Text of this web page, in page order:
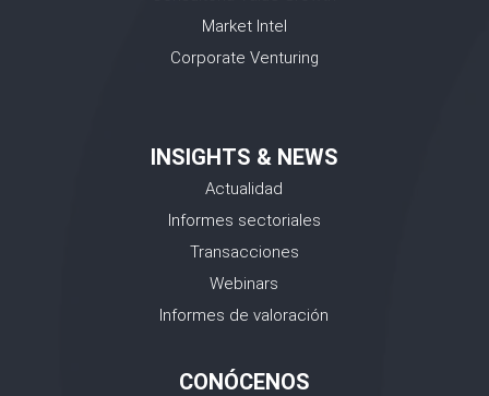
Market Intel
Corporate Venturing
INSIGHTS & NEWS
Actualidad
Informes sectoriales
Transacciones
Webinars
Informes de valoración
CONÓCENOS